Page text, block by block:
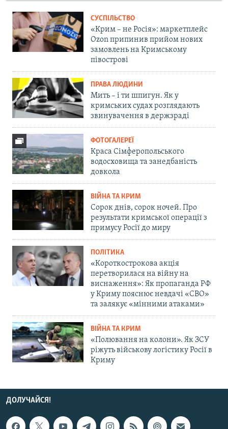
СУСПІЛЬСТВО
«Крим – не Росія»: маркетплейс
Ozon припинив прийом нових
замовлень на Кримському
півострові
ПРАВА ЛЮДИНИ
Мить – і ти шпигун. Як у
кримських судах розглядають
звинувачення в держзраді
ФОТОГАЛЕРЕЇ
Краса Сімферопольського
водосховища та занедбаність
довкола
ВІЙНА ТА КРИМ
Сорок днів, сорок ночей. Про
результати кримської операції з
примусу Росії до миру
ПОЛІТИКА
«Короткострокова акція
перетворилася на війну на
виснаження»: Як пропаганда РФ
у Криму пояснює невдачі «СВО»
та залякує «мінними атаками»
ВІЙНА ТА КРИМ
«Полювання на колони». Як ЗСУ
ріжуть військову логістику Росії в
Криму
ДОЛУЧАЙСЯ!